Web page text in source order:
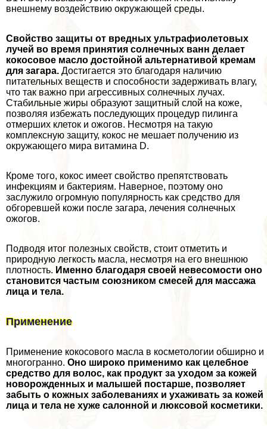
внешнему воздействию окружающей среды.
Свойство защиты от вредных ультрафиолетовых
лучей во время принятия солнечных ванн делает
кокосовое масло достойной альтернативой кремам
для загара. Достигается это благодаря наличию
питательных веществ и способности задерживать влагу,
что так важно при агрессивных солнечных лучах.
Стабильные жиры образуют защитный слой на коже,
позволяя избежать последующих процедур пилинга
отмерших клеток и ожогов. Несмотря на такую
комплексную защиту, кокос не мешает получению из
окружающего мира витамина D.
Кроме того, кокос имеет свойство препятствовать
инфекциям и бактериям. Наверное, поэтому оно
заслужило огромную популярность как средство для
обгоревшей кожи после загара, лечения солнечных
ожогов.
Подводя итог полезных свойств, стоит отметить и
природную легкость масла, несмотря на его внешнюю
плотность. Именно благодаря своей невесомости оно
становится частым союзником смесей для массажа
лица и тела.
Применение
Применение кокосового масла в косметологии обширно и
многогранно. Оно широко применимо как целебное
средство для волос, как продукт за уходом за кожей
новорожденных и малышей постарше, позволяет
забыть о кожных заболеваниях и ухаживать за кожей
лица и тела не хуже салонной и люксовой косметики.